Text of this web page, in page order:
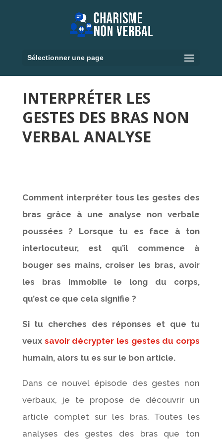
Sélectionner une page
INTERPRÉTER LES
GESTES DES BRAS NON
VERBAL ANALYSE
Comment interpréter tous les gestes des
bras grâce à une analyse non verbale
poussées ? Lorsque tu es face à ton
interlocuteur, est qu’il commence à
bouger ses mains, croiser les bras, avoir
les bras immobile le long du corps,
qu’est ce que cela signifie ?
Si tu cherches des réponses et que tu
veux savoir décrypter les gestes du corps
humain, alors tu es sur le bon article.
Dans ce nouvel épisode des gestes non
verbaux, je te propose de découvrir un
article complet sur les bras. Toutes les
analyses des gestes des bras que ton